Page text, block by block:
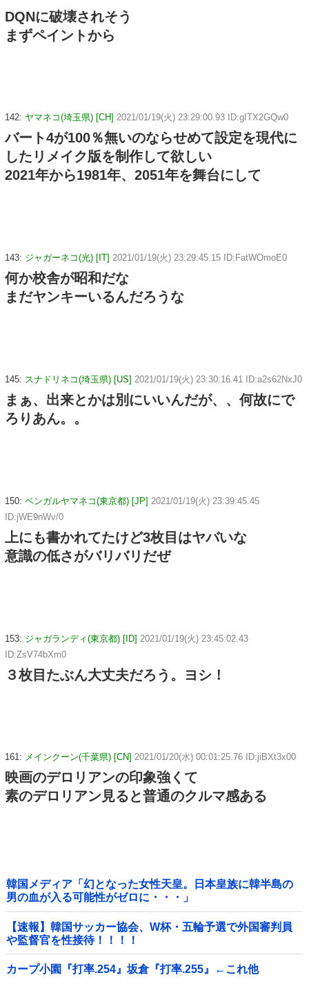
DQNに破壊されそう
まずペイントから
142: ヤマネコ(埼玉県) [CH] 2021/01/19(火) 23:29:00.93 ID:gITX2GQw0
バート4が100％無いのならせめて設定を現代に
したリメイク版を制作して欲しい
2021年から1981年、2051年を舞台にして
143: ジャガーネコ(光) [IT] 2021/01/19(火) 23:29:45.15 ID:FatWOmoE0
何か校舎が昭和だな
まだヤンキーいるんだろうな
145: スナドリネコ(埼玉県) [US] 2021/01/19(火) 23:30:16.41 ID:a2s62NxJ0
まぁ、出来とかは別にいいんだが、、何故にで
ろりあん。。
150: ベンガルヤマネコ(東京都) [JP] 2021/01/19(火) 23:39:45.45
ID:jWE9nWv/0
上にも書かれてたけど3枚目はヤバいな
意識の低さがバリバリだぜ
153: ジャガランディ(東京都) [ID] 2021/01/19(火) 23:45:02.43
ID:ZsV74bXm0
３枚目たぶん大丈夫だろう。ヨシ！
161: メインクーン(千葉県) [CN] 2021/01/20(水) 00:01:25.76 ID:jiBXt3x00
映画のデロリアンの印象強くて
素のデロリアン見ると普通のクルマ感ある
韓国メディア「幻となった女性天皇。日本皇族に韓半島の
男の血が入る可能性がゼロに・・・」
【速報】韓国サッカー協会、W杯・五輪予選で外国審判員
や監督官を性接待！！！！
カープ小園『打率.254』坂倉『打率.255』←これ他